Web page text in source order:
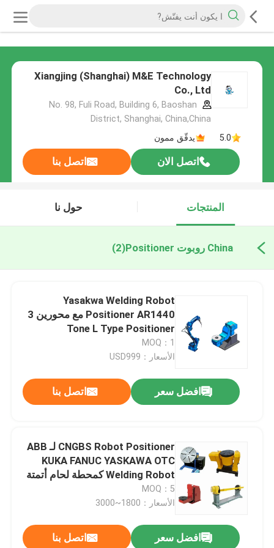
Xiangjing (Shanghai) M&E Technology
Co., Ltd
No. 98, Fuli Road, Building 6, Baoshan
District, Shanghai, China,China
5.0
يدقّق ممون
اتصل الان اتصل بنا
المنتجات حول نا
China روبوت Positioner (2)
Yasakwa Welding Robot
Positioner AR1440 مع محورين 3
Tone L Type Positioner
MOQ：1
الأسعار：USD999
افضل سعر اتصل بنا
CNGBS Robot Positioner لـ ABB
KUKA FANUC YASKAWA OTC
Welding Robot كمحطة لحام أتمتة
MOQ：5
الأسعار：1800~3000
افضل سعر اتصل بنا